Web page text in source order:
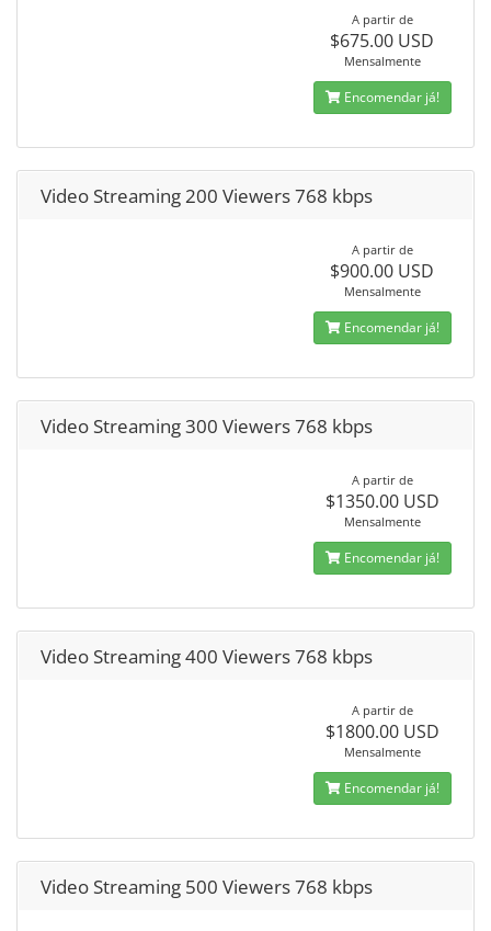
A partir de
$675.00 USD
Mensalmente
Encomendar já!
Video Streaming 200 Viewers 768 kbps
A partir de
$900.00 USD
Mensalmente
Encomendar já!
Video Streaming 300 Viewers 768 kbps
A partir de
$1350.00 USD
Mensalmente
Encomendar já!
Video Streaming 400 Viewers 768 kbps
A partir de
$1800.00 USD
Mensalmente
Encomendar já!
Video Streaming 500 Viewers 768 kbps